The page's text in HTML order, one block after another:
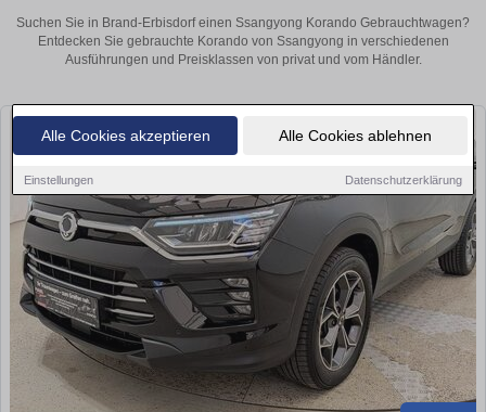
Alle Cookies akzeptieren Alle Cookies ablehnen
Einstellungen Datenschutzerklärung
Suchen Sie in Brand-Erbisdorf einen Ssangyong Korando Gebrauchtwagen?
Entdecken Sie gebrauchte Korando von Ssangyong in verschiedenen
Ausführungen und Preisklassen von privat und vom Händler.